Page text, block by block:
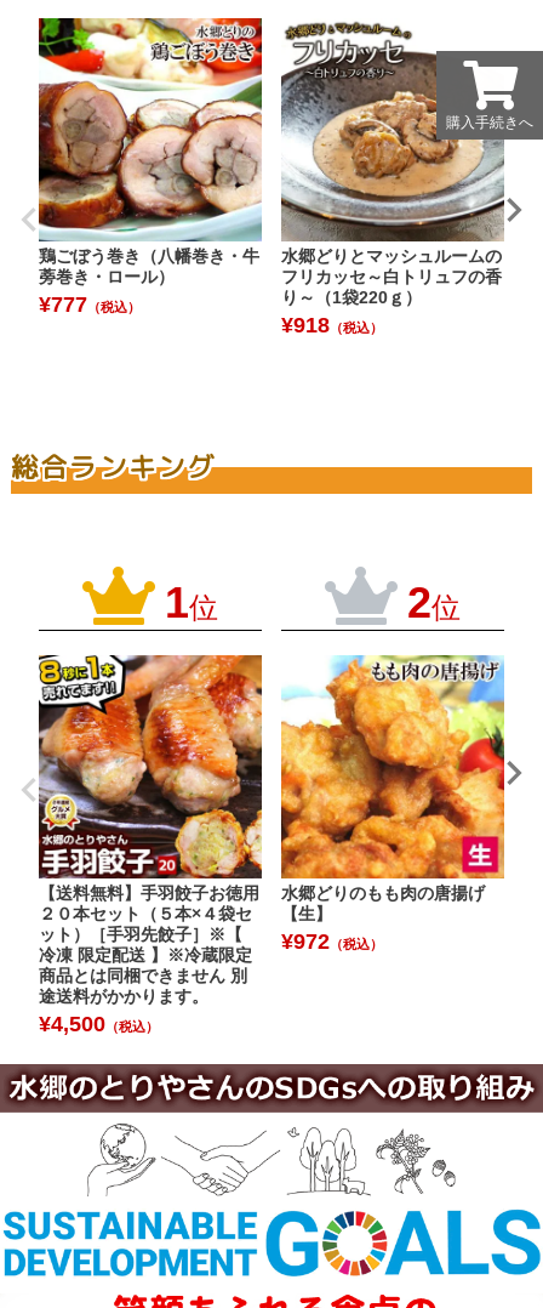
鶏ごぼう巻き（八幡巻き・牛
蒡巻き・ロール）
¥777 （税込）
水郷どりとマッシュルームの
フリカッセ～白トリュフの香
り～（1袋220ｇ）
¥918 （税込）
総合ランキング
1位
【送料無料】手羽餃子お徳用
２０本セット（５本×４袋セ
ット）［手羽先餃子］※【
冷凍 限定配送 】※冷蔵限定
商品とは同梱できません 別
途送料がかかります。
¥4,500 （税込）
2位
水郷どりのもも肉の唐揚げ
【生】
¥972 （税込）
購入手続きへ
購入手続きへ